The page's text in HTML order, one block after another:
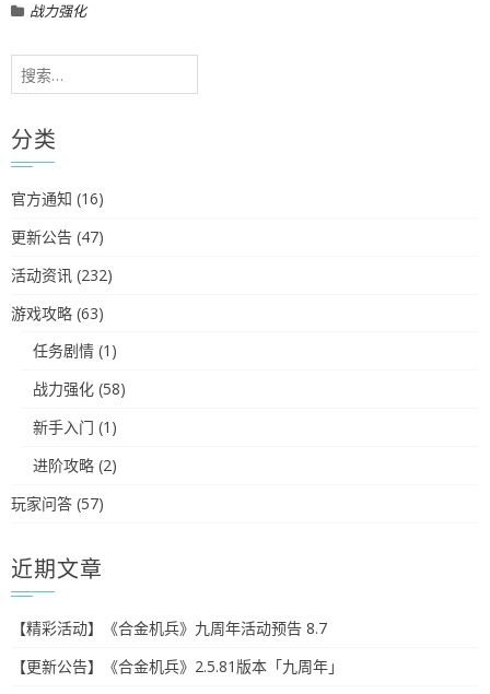
战力强化
搜
索：
分类
官方通知 (16)
更新公告 (47)
活动资讯 (232)
游戏攻略 (63)
任务剧情 (1)
战力强化 (58)
新手入门 (1)
进阶攻略 (2)
玩家问答 (57)
近期文章
【精彩活动】《合金机兵》九周年活动预告 8.7
【更新公告】《合金机兵》2.5.81版本「九周年」